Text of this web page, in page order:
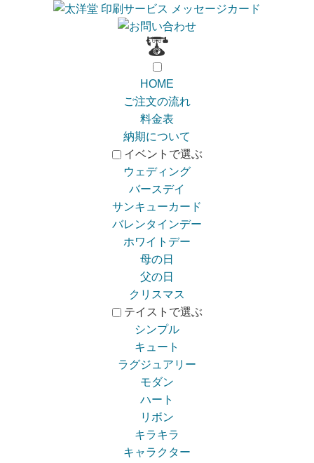
HOME
ご注文の流れ
料金表
納期について
イベントで選ぶ
ウェディング
バースデイ
サンキューカード
バレンタインデー
ホワイトデー
母の日
父の日
クリスマス
テイストで選ぶ
シンプル
キュート
ラグジュアリー
モダン
ハート
リボン
キラキラ
キャラクター